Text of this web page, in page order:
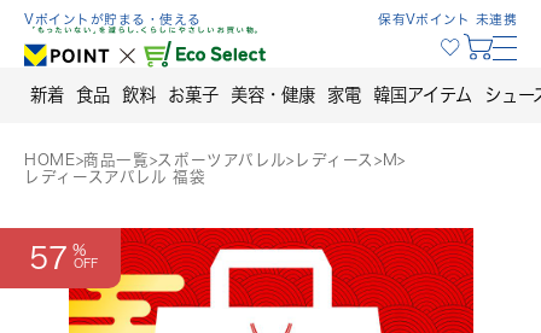
Skip
content
Vポイントが貯まる・使える 保有Vポイント 未連携
新着 食品 飲料 お菓子 美容・健康 家電 韓国アイテム シュー
HOME>商品一覧>スポーツアパレル> レディース> M>
レディースアパレル 福袋
57